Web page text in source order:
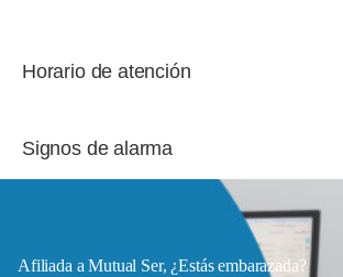
Horario de atención
Signos de alarma
Afiliada a Mutual Ser, ¿Estás embarazada?